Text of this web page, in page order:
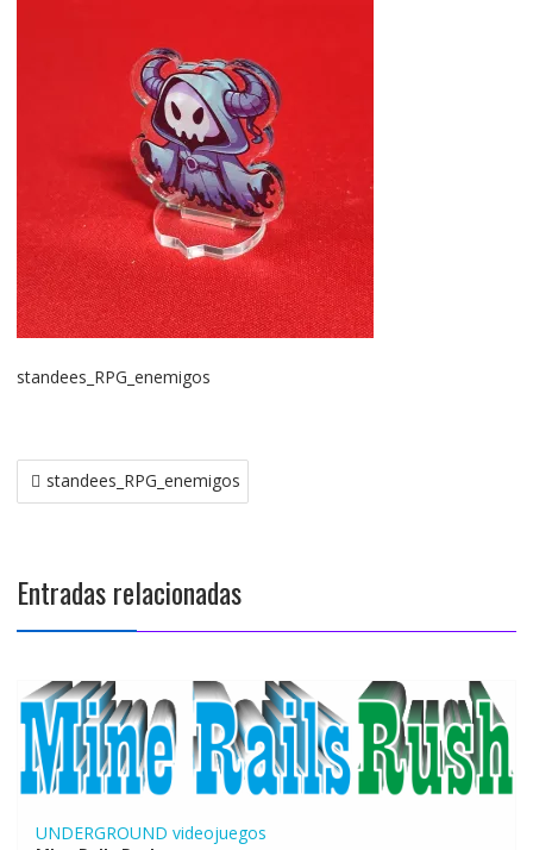
standees_RPG_enemigos
Navegación
de
standees_RPG_enemigos
Entradas relacionadas
UNDERGROUND videojuegos